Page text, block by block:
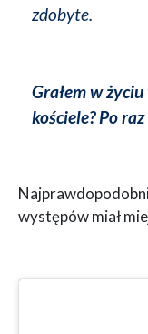
zdobyte.
Grałem w
kościele? Po
występów miał